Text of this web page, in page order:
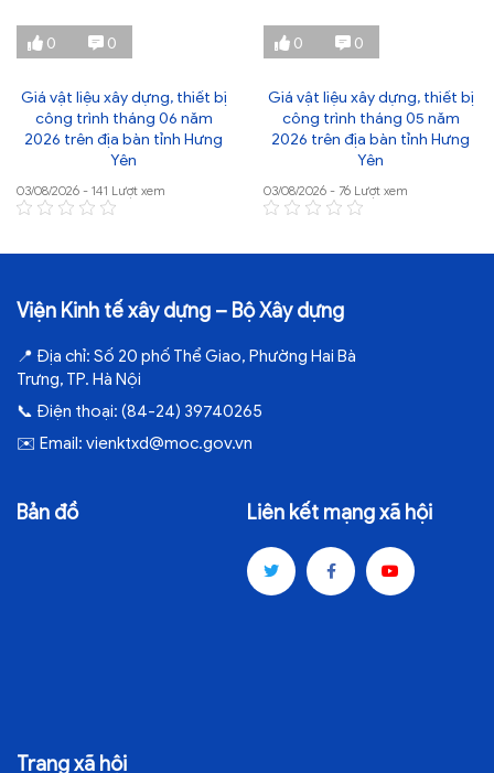
0 0
Giá vật liệu xây dựng, thiết bị
công trình tháng 06 năm
2026 trên địa bàn tỉnh Hưng
Yên
03/08/2026 - 141 Lượt xem
0 0
Giá vật liệu xây dựng, thiết bị
công trình tháng 05 năm
2026 trên địa bàn tỉnh Hưng
Yên
03/08/2026 - 76 Lượt xem
Viện Kinh tế xây dựng – Bộ Xây dựng
📍 Địa chỉ: Số 20 phố Thể Giao, Phường Hai Bà
Trưng, TP. Hà Nội
📞 Điện thoại: (84-24) 39740265
✉️ Email: vienktxd@moc.gov.vn
Bản đồ Liên kết mạng xã hội
Trang xã hội